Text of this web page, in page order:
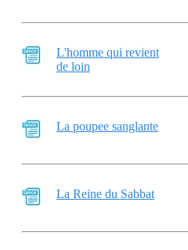
L'homme qui revient
de loin
La poupee sanglante
La Reine du Sabbat